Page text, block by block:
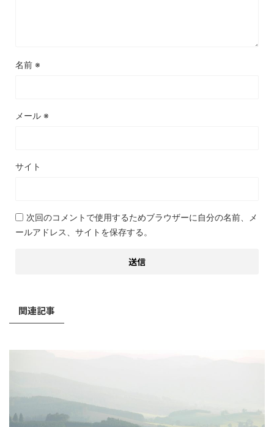
名前 ※
メール ※
サイト
次回のコメントで使用するためブラウザーに自分の名前、メ
ールアドレス、サイトを保存する。
関連記事